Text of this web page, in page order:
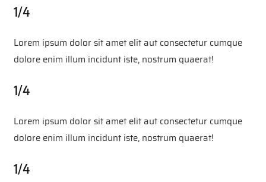
1/4
Lorem ipsum dolor sit amet elit aut consectetur cumque
dolore enim illum incidunt iste, nostrum quaerat!
1/4
Lorem ipsum dolor sit amet elit aut consectetur cumque
dolore enim illum incidunt iste, nostrum quaerat!
1/4